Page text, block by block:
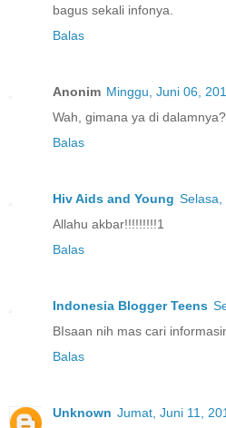
bagus sekali infonya.
Balas
Anonim Minggu, Juni 06,
Wah, gimana ya di
Balas
Hiv Aids and Young Selasa,
Allahu akbar!!!!!!!!!1
Balas
Indonesia Blogger Teens
BIsaan nih mas cari
Balas
Unknown Jumat, Juni 11,